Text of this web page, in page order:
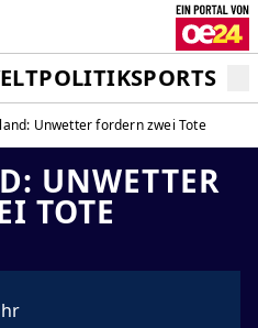
POLITIKSPORT
Unwetter fordern zwei Tote
UNWETTER
TOTE